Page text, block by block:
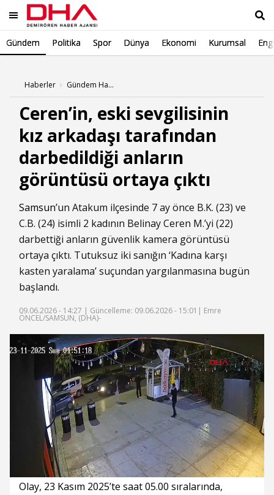
Gündem Politika Spor Dünya Ekonomi Kurumsal
Haberler Gündem Haberleri
Ceren’in, eski sevgilisinin
kız arkadaşı tarafından
darbedildiği anların
görüntüsü ortaya çıktı
Samsun’un Atakum ilçesinde 7 ay önce B.K. (23) ve
C.B. (24) isimli 2 kadının Belinay Ceren M.’yi (22)
darbettiği anların güvenlik kamera görüntüsü
ortaya çıktı. Tutuksuz iki sanığın ‘Kadına karşı
kasten yaralama’ suçundan yargılanmasına bugün
başlandı.
09.06.2026 - 14:27 | Güncelleme: 09.06.2026 - 15:01 | Emre
ÖNCEL/SAMSUN, (DHA)-
Süre
/
Toplam
Süre Yüklendi:
0%
Yükleniyor:
0%
Olay, 23 Kasım 2025’te saat 05.00 sıralarında,